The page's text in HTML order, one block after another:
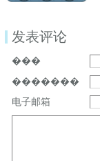
发表评论
���
�������
电子邮箱